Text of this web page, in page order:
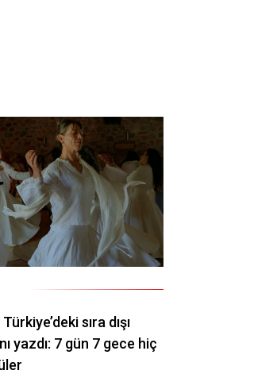
sıra dışı
yazdı: 7 gün 7 gece hiç